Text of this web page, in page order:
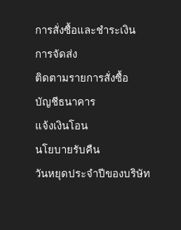
การสั่งซื้อและชำระเงิน
การจัดส่ง
ติดตามรายการสั่งซื้อ
บัญชีธนาคาร
แจ้งเงินโอน
นโยบายรับคืน
วันหยุดประจำปีของบริษัท